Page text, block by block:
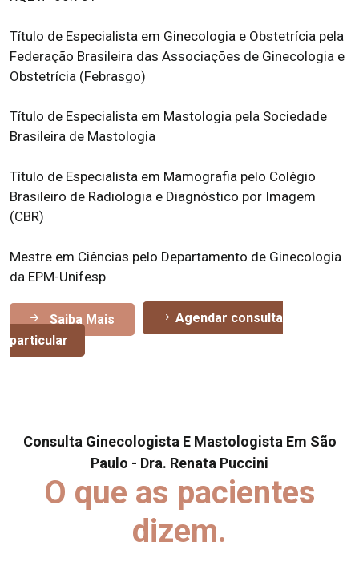
Título de Especialista em Ginecologia e Obstetrícia pela
Federação Brasileira das Associações de Ginecologia e
Obstetrícia (Febrasgo)
Título de Especialista em Mastologia pela Sociedade
Brasileira de Mastologia
Título de Especialista em Mamografia pelo Colégio
Brasileiro de Radiologia e Diagnóstico por Imagem
(CBR)
Mestre em Ciências pelo Departamento de Ginecologia
da EPM-Unifesp
Saiba Mais
Agendar consulta
particular
Consulta Ginecologista E Mastologista Em São
Paulo - Dra. Renata Puccini
O que as pacientes
dizem.